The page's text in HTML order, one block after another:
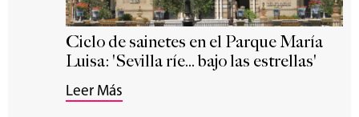
Ciclo de sainetes en el Parque María
Luisa: 'Sevilla ríe... bajo las estrellas'
Leer Más